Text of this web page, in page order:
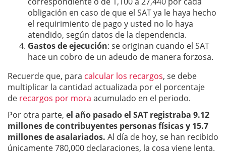
obligación en caso de que el SAT ya le haya hecho
el requirimiento de pago y usted no lo haya
atendido, según datos de la dependencia.
Gastos de ejecución: se originan cuando el SAT
hace un cobro de un adeudo de manera forzosa.
Recuerde que, para calcular los recargos, se debe
multiplicar la cantidad actualizada por el porcentaje
de recargos por mora acumulado en el periodo.
Por otra parte, el año pasado el SAT registraba 9.12
millones de contribuyentes personas físicas y 15.7
millones de asalariados. Al día de hoy, se han recibido
únicamente 780,000 declaraciones, la cosa viene lenta.